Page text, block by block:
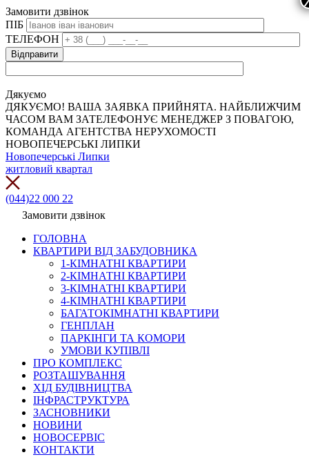
Замовити дзвінок
ПІБ
ТЕЛЕФОН
Дякуємо
ДЯКУЄМО! ВАША ЗАЯВКА ПРИЙНЯТА. НАЙБЛИЖЧИМ
ЧАСОМ ВАМ ЗАТЕЛЕФОНУЄ МЕНЕДЖЕР З ПОВАГОЮ,
КОМАНДА АГЕНТСТВА НЕРУХОМОСТІ
НОВОПЕЧЕРСЬКІ ЛИПКИ
Новопечерські Липки
житловий квартал
(044)22 000 22
Замовити дзвінок
ГОЛОВНА
КВАРТИРИ ВІД ЗАБУДОВНИКА
1-КІМНАТНІ КВАРТИРИ
2-КІМНАТНІ КВАРТИРИ
3-КІМНАТНІ КВАРТИРИ
4-КІМНАТНІ КВАРТИРИ
БАГАТОКІМНАТНІ КВАРТИРИ
ГЕНПЛАН
ПАРКІНГИ ТА КОМОРИ
УМОВИ КУПІВЛІ
ПРО КОМПЛЕКС
РОЗТАШУВАННЯ
ХІД БУДІВНИЦТВА
ІНФРАСТРУКТУРА
ЗАСНОВНИКИ
НОВИНИ
НОВОСЕРВІС
КОНТАКТИ